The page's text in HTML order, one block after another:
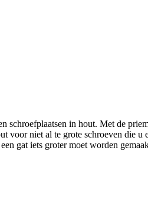
schroefplaatsen in hout. Met de
voor niet al te grote schroeven die u
gat iets groter moet worden